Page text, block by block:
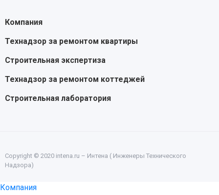
Компания
Технадзор за ремонтом квартиры
Строительная экспертиза
Технадзор за ремонтом коттеджей
Строительная лаборатория
Copyright © 2020 intena.ru – Интена ( Инженеры Технического
Надзора)
Компания